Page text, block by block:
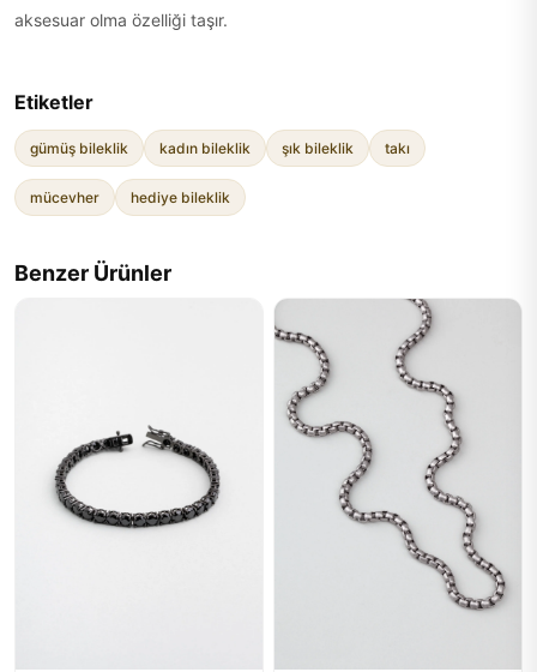
aksesuar olma özelliği taşır.
Etiketler
gümüş bileklik kadın bileklik şık bileklik takı
mücevher hediye bileklik
Benzer Ürünler